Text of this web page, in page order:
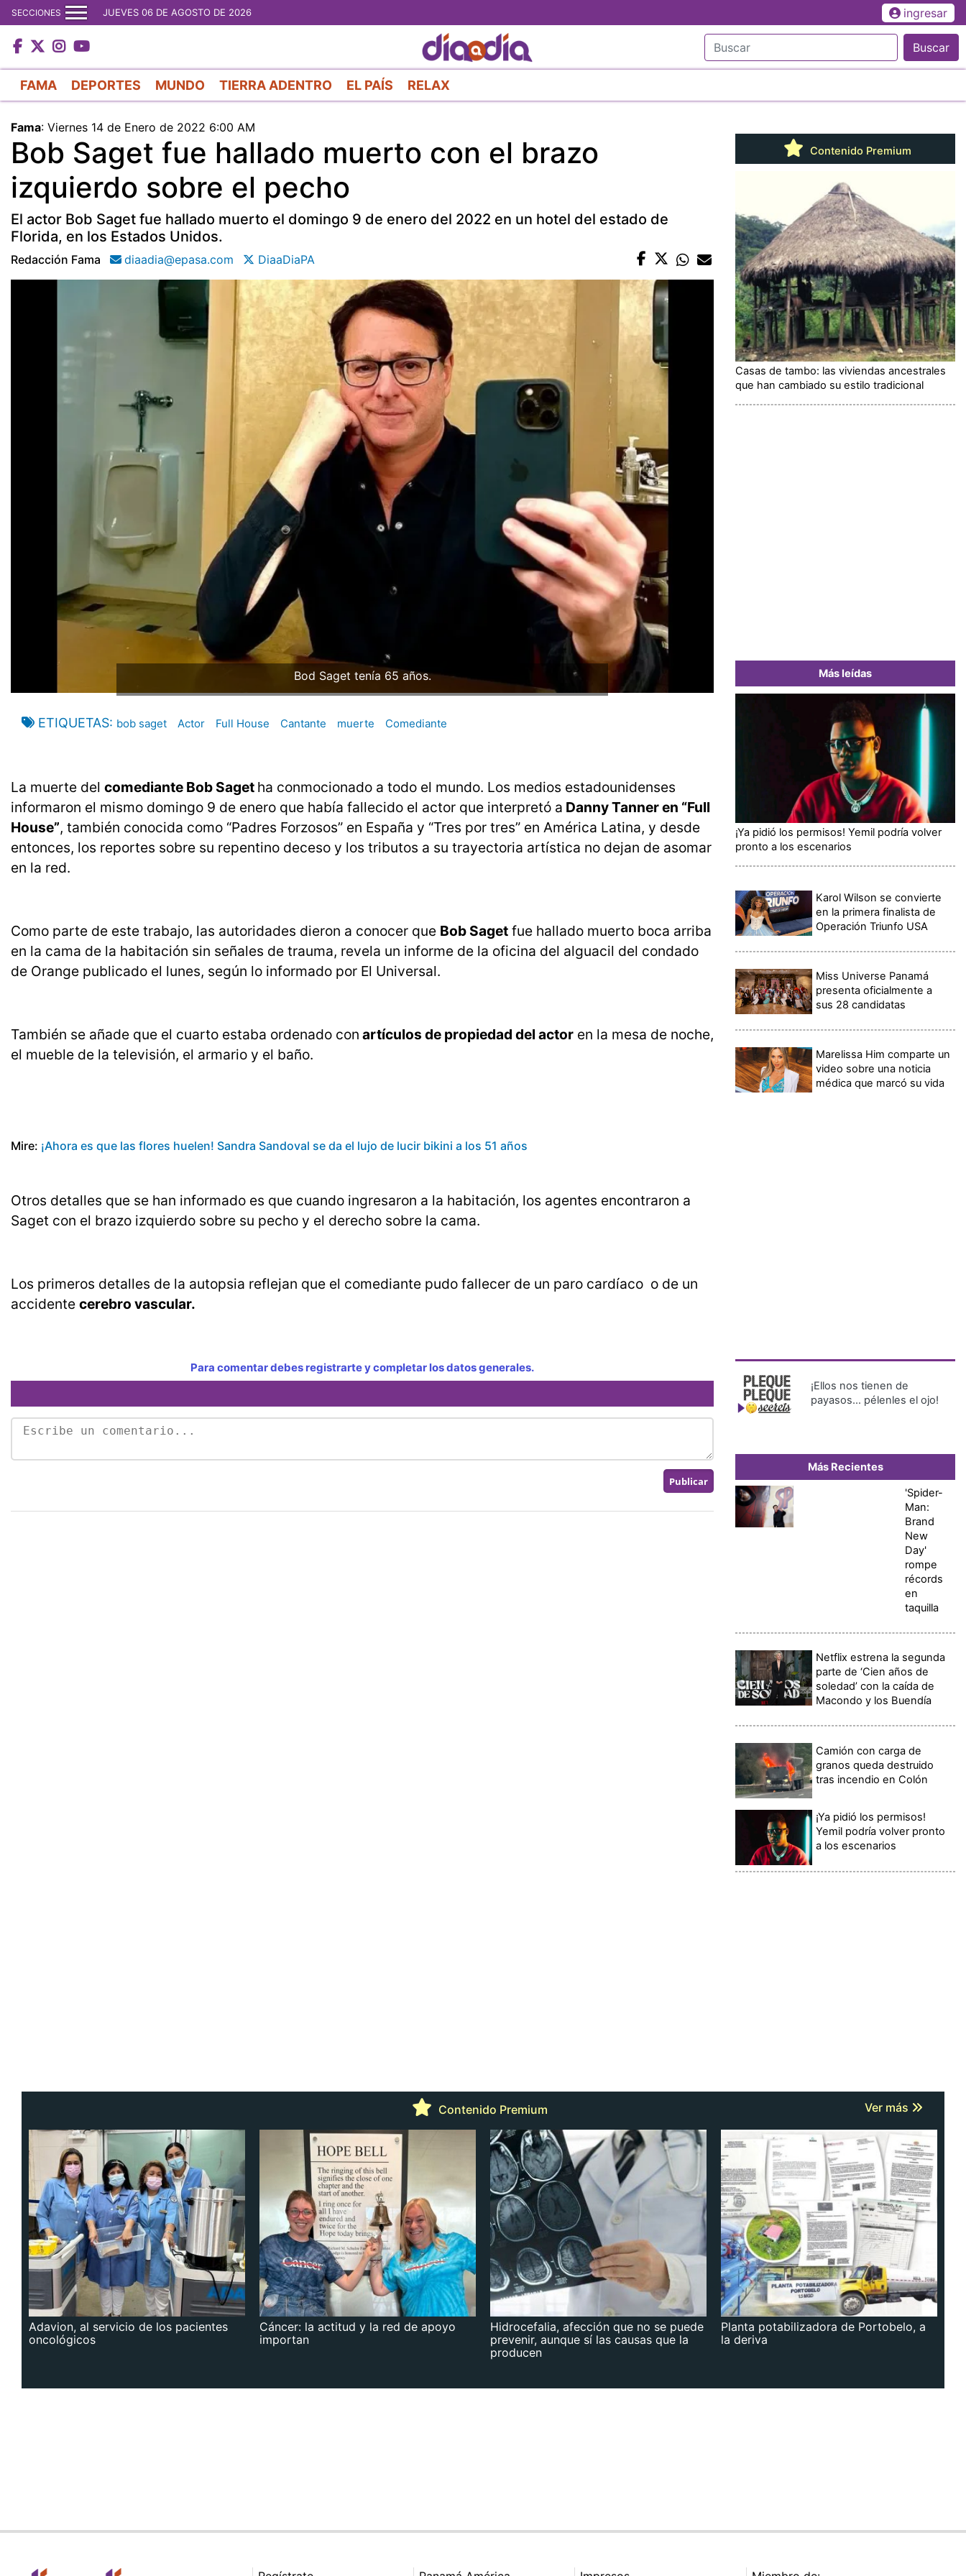
al
contenido
principal
SECCIONES JUEVES 06 DE AGOSTO DE 2026 ingresar
Buscar
FAMA DEPORTES MUNDO TIERRA ADENTRO EL PAÍS RELAX
Fama: Viernes 14 de Enero de 2022 6:00 AM
Bob Saget fue hallado muerto con el brazo
izquierdo sobre el pecho
El actor Bob Saget fue hallado muerto el domingo 9 de enero del 2022 en un hotel del estado de
Florida, en los Estados Unidos.
Redacción Fama diaadia@epasa.com DiaaDiaPA
Bod Saget tenía 65 años.
ETIQUETAS bob saget Actor Full House Cantante muerte Comediante
La muerte del comediante Bob Saget ha conmocionado a todo el mundo. Los medios estadounidenses
informaron el mismo domingo 9 de enero que había fallecido el actor que interpretó a Danny Tanner en “Full
House”, también conocida como “Padres Forzosos” en España y “Tres por tres” en América Latina, y desde
entonces, los reportes sobre su repentino deceso y los tributos a su trayectoria artística no dejan de asomar
en la red.
Como parte de este trabajo, las autoridades dieron a conocer que Bob Saget fue hallado muerto boca arriba
en la cama de la habitación sin señales de trauma, revela un informe de la oficina del alguacil del condado
de Orange publicado el lunes, según lo informado por El Universal.
También se añade que el cuarto estaba ordenado con artículos de propiedad del actor en la mesa de noche,
el mueble de la televisión, el armario y el baño.
Mire: ¡Ahora es que las flores huelen! Sandra Sandoval se da el lujo de lucir bikini a los 51 años
Otros detalles que se han informado es que cuando ingresaron a la habitación, los agentes encontraron a
Saget con el brazo izquierdo sobre su pecho y el derecho sobre la cama.
Los primeros detalles de la autopsia reflejan que el comediante pudo fallecer de un paro cardíaco o de un
accidente cerebro vascular.
Para comentar debes registrarte y completar los datos generales.
Contenido Premium
Casas de tambo: las viviendas ancestrales
que han cambiado su estilo tradicional
Más leídas
¡Ya pidió los permisos! Yemil podría volver
pronto a los escenarios
Karol Wilson se convierte
en la primera finalista de
Operación Triunfo USA
Miss Universe Panamá
presenta oficialmente a
sus 28 candidatas
Marelissa Him comparte un
video sobre una noticia
médica que marcó su vida
¡Ellos nos tienen de
payasos… pélenles el ojo!
Más Recientes
'Spider-
Man:
Brand
New
Day'
rompe
récords
en
taquilla
Netflix estrena la segunda
parte de ‘Cien años de
soledad’ con la caída de
Macondo y los Buendía
Camión con carga de
granos queda destruido
tras incendio en Colón
¡Ya pidió los permisos!
Yemil podría volver pronto
a los escenarios
Contenido Premium Ver más
Adavion, al servicio de los pacientes
oncológicos
Cáncer: la actitud y la red de apoyo
importan
Hidrocefalia, afección que no se puede
prevenir, aunque sí las causas que la
producen
Planta potabilizadora de Portobelo, a
la deriva